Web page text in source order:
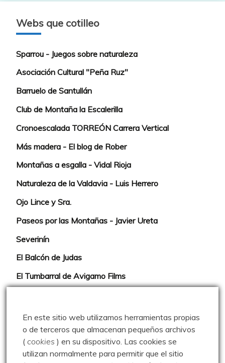
Webs que cotilleo
Sparrou - Juegos sobre naturaleza
Asociación Cultural "Peña Ruz"
Barruelo de Santullán
Club de Montaña la Escalerilla
Cronoescalada TORREÓN Carrera Vertical
Más madera - El blog de Rober
Montañas a esgalla - Vidal Rioja
Naturaleza de la Valdavia - Luis Herrero
Ojo Lince y Sra.
Paseos por las Montañas - Javier Ureta
Severinín
El Balcón de Judas
El Tumbarral de Avigamo Films
Mis 2miles Palentinos y otras historias
Montaña en libertad
Rutas y excursiones con niños
En este sitio web utilizamos herramientas propias
o de terceros que almacenan pequeños archivos
(cookies ) en su dispositivo. Las cookies se
utilizan normalmente para permitir que el sitio